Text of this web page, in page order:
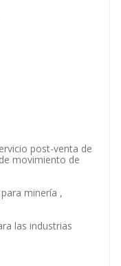
post-venta de
movimiento de
minería ,
las industrias